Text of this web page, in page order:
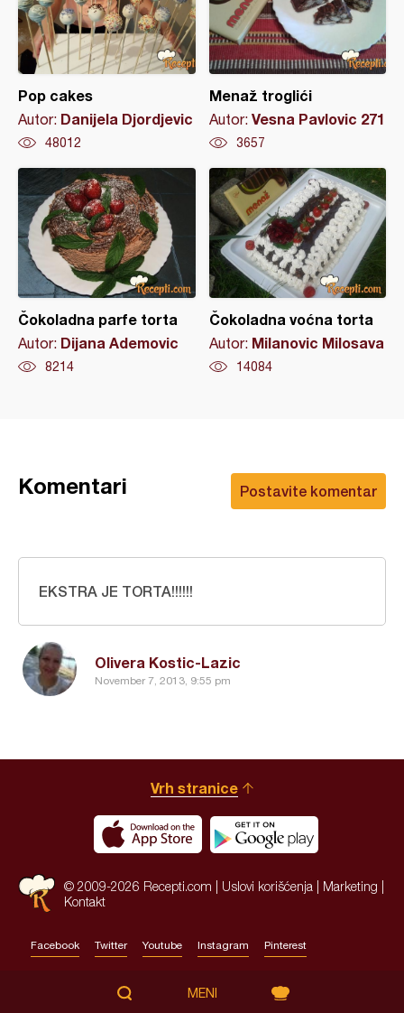
Pop cakes
Autor: Danijela Djordjevic
48012
Menaž troglići
Autor: Vesna Pavlovic 271
3657
Čokoladna parfe torta
Autor: Dijana Ademovic
8214
Čokoladna voćna torta
Autor: Milanovic Milosava
14084
Postavite komentar
Komentari
Olivera Kostic-Lazic
November 7, 2013, 9:55 pm
EKSTRA JE TORTA!!!!!!
Vrh stranice
© 2009-2026 Recepti.com | Uslovi korišćenja Marketing
Kontakt
Facebook Twitter Youtube Instagram Pinterest